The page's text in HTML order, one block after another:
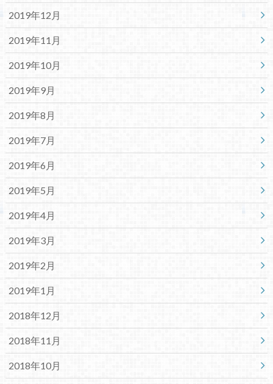
2019年12月
2019年11月
2019年10月
2019年9月
2019年8月
2019年7月
2019年6月
2019年5月
2019年4月
2019年3月
2019年2月
2019年1月
2018年12月
2018年11月
2018年10月